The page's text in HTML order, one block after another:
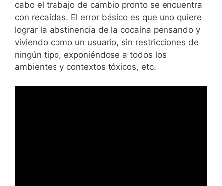
cabo el trabajo de cambio pronto se encuentra
con recaídas. El error básico es que uno quiere
lograr la abstinencia de la cocaína pensando y
viviendo como un usuario, sin restricciones de
ningún tipo, exponiéndose a todos los
ambientes y contextos tóxicos, etc.